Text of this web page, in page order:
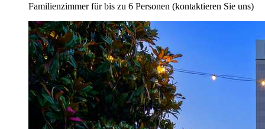
Familienzimmer für bis zu 6 Personen (kontaktieren Sie uns)